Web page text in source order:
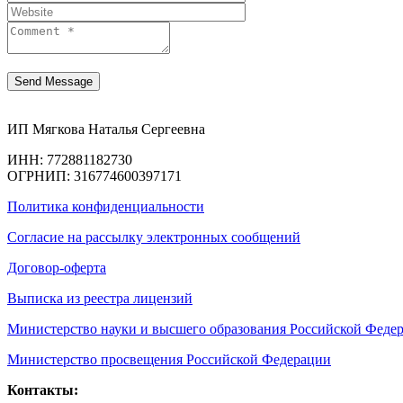
ИП Мягкова Наталья Сергеевна
ИНН: 772881182730
ОГРНИП: 316774600397171
Политика конфиденциальности
Согласие на рассылку электронных сообщений
Договор-оферта
Выписка из реестра лицензий
Министерство науки и высшего образования Российской
Министерство просвещения Российской Федерации
Контакты: